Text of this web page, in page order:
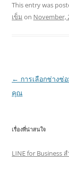
This entry was
เข็ม on November,
Post
navigation
← การเลือกช่างซ่
คุณ
เรื่องที่น่าสนใจ
LINE for Business